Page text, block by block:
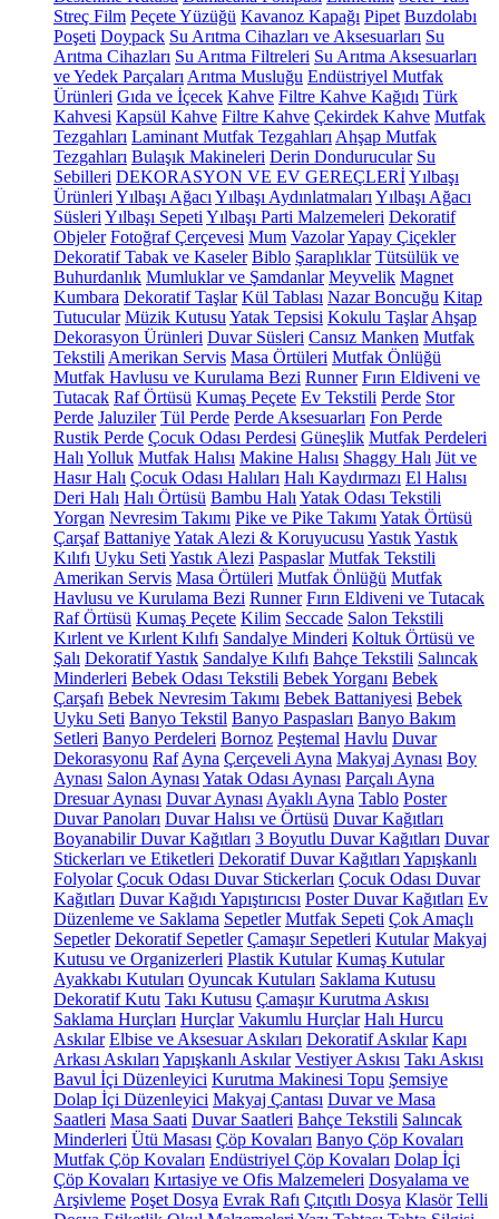
Streç Film Peçete Yüzüğü Kavanoz Kapağı Pipet Buzdolabı
Poşeti Doypack Su Arıtma Cihazları ve Aksesuarları Su
Arıtma Cihazları Su Arıtma Filtreleri Su Arıtma Aksesuarları
ve Yedek Parçaları Arıtma Musluğu Endüstriyel Mutfak
Ürünleri Gıda ve İçecek Kahve Filtre Kahve Kağıdı Türk
Kahvesi Kapsül Kahve Filtre Kahve Çekirdek Kahve Mutfak
Tezgahları Laminant Mutfak Tezgahları Ahşap Mutfak
Tezgahları Bulaşık Makineleri Derin Dondurucular Su
Sebilleri DEKORASYON VE EV GEREÇLERİYılbaşı
Ürünleri Yılbaşı Ağacı Yılbaşı Aydınlatmaları Yılbaşı Ağacı
Süsleri Yılbaşı Sepeti Yılbaşı Parti Malzemeleri Dekoratif
Objeler Fotoğraf Çerçevesi Mum VazolarYapay Çiçekler
Dekoratif Tabak ve Kaseler Biblo Şaraplıklar Tütsülük ve
Buhurdanlık Mumluklar ve Şamdanlar Meyvelik Magnet
Kumbara Dekoratif Taşlar Kül Tablası Nazar Boncuğu Kitap
Tutucular Müzik Kutusu Yatak Tepsisi Kokulu Taşlar Ahşap
Dekorasyon Ürünleri Duvar Süsleri Cansız Manken Mutfak
Tekstili Amerikan Servis Masa Örtüleri Mutfak Önlüğü
Mutfak Havlusu ve Kurulama Bezi Runner Fırın Eldiveni ve
Tutacak Raf Örtüsü Kumaş Peçete Ev Tekstili Perde Stor
Perde Jaluziler Tül Perde Perde Aksesuarları Fon Perde
Rustik Perde Çocuk Odası Perdesi Güneşlik Mutfak Perdeleri
Halı Yolluk Mutfak Halısı Makine Halısı Shaggy Halı Jüt ve
Hasır Halı Çocuk Odası Halıları Halı Kaydırmazı El Halısı
Deri Halı Halı Örtüsü Bambu Halı Yatak Odası Tekstili
Yorgan Nevresim Takımı Pike ve Pike Takımı Yatak Örtüsü
Çarşaf BattaniyeYatak Alezi & Koruyucusu YastıkYastık
Kılıfı Uyku Seti Yastık Alezi Paspaslar Mutfak Tekstili
Amerikan Servis Masa Örtüleri Mutfak Önlüğü Mutfak
Havlusu ve Kurulama Bezi Runner Fırın Eldiveni ve Tutacak
Raf Örtüsü Kumaş Peçete Kilim Seccade Salon Tekstili
Kırlent ve Kırlent Kılıfı Sandalye Minderi Koltuk Örtüsü ve
Şalı Dekoratif Yastık Sandalye Kılıfı Bahçe Tekstili Salıncak
Minderleri Bebek Odası Tekstili Bebek Yorganı Bebek
Çarşafı Bebek Nevresim Takımı Bebek Battaniyesi Bebek
Uyku Seti Banyo Tekstil Banyo Paspasları Banyo Bakım
Setleri Banyo Perdeleri Bornoz Peştemal Havlu Duvar
Dekorasyonu Raf Ayna Çerçeveli Ayna Makyaj Aynası Boy
Aynası Salon Aynası Yatak Odası Aynası Parçalı Ayna
Dresuar Aynası Duvar Aynası Ayaklı Ayna Tablo Poster
Duvar Panoları Duvar Halısı ve Örtüsü Duvar Kağıtları
Boyanabilir Duvar Kağıtları 3 Boyutlu Duvar Kağıtları Duvar
Stickerları ve Etiketleri Dekoratif Duvar Kağıtları Yapışkanlı
Folyolar Çocuk Odası Duvar Stickerları Çocuk Odası Duvar
Kağıtları Duvar Kağıdı Yapıştırıcısı Poster Duvar Kağıtları Ev
Düzenleme ve Saklama Sepetler Mutfak Sepeti Çok Amaçlı
Sepetler Dekoratif Sepetler Çamaşır Sepetleri Kutular Makyaj
Kutusu ve Organizerleri Plastik Kutular Kumaş Kutular
Ayakkabı Kutuları Oyuncak Kutuları Saklama Kutusu
Dekoratif Kutu Takı Kutusu Çamaşır Kurutma Askısı
Saklama Hurçları Hurçlar Vakumlu Hurçlar Halı Hurcu
Askılar Elbise ve Aksesuar Askıları Dekoratif Askılar Kapı
Arkası Askıları Yapışkanlı Askılar Vestiyer Askısı Takı Askısı
Bavul İçi Düzenleyici Kurutma Makinesi Topu Şemsiye
Dolap İçi Düzenleyici Makyaj Çantası Duvar ve Masa
Saatleri Masa Saati Duvar Saatleri Bahçe Tekstili Salıncak
Minderleri Ütü Masası Çöp Kovaları Banyo Çöp Kovaları
Mutfak Çöp Kovaları Endüstriyel Çöp Kovaları Dolap İçi
Çöp Kovaları Kırtasiye ve Ofis Malzemeleri Dosyalama ve
Arşivleme Poşet Dosya Evrak Rafı Çıtçıtlı Dosya Klasör Telli